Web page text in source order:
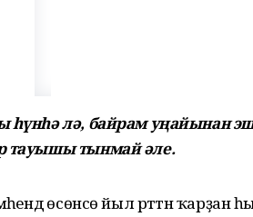
һүнһә лә, байрам уңайынан
тауышы тынмай әле.
өсөнсө йыл рәттән